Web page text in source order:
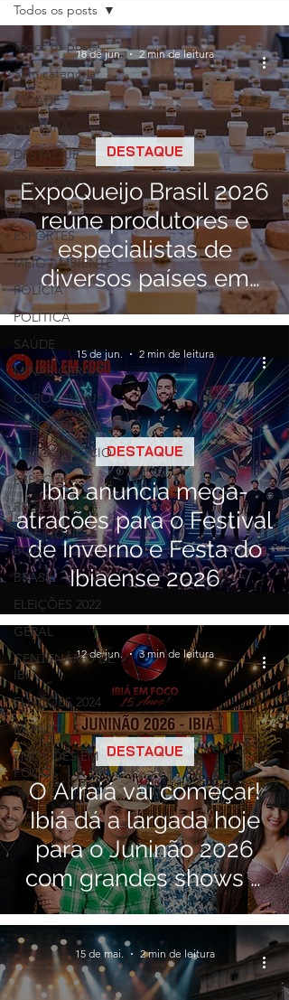
Todos os posts
Sem categoria
CIDADE
CULTURA
DESTAQUE
ECONOMIA
EDUCAÇÃO
ESPORTES
MEIO AMBIENTE
POLÍCIA
POLÍTICA
SAÚDE
MINAS GERAIS
CORONAVÍRUS
ELEIÇÕES 2020
AGRONEGÓCIO
ESPECIAL
REGIONAIS
QUE NOTÍCIA
BOA!
BRASIL
ELEIÇÕES 2022
GERAL
CENTENÁRIO DE
IBIÁ
ELEIÇÕES 2024
MUNDO
EMOÇÕES EM
FOCO
Todos os posts
ExpoQueijo Brasil 2026
reúne produtores e
especialistas de
diversos países em
Araxá
DESTAQUE
18 de jun. 2 min de leitura
Ibiá anuncia mega-
atrações para o Festival
de Inverno e Festa do
Ibiaense 2026
DESTAQUE
15 de jun. 2 min de leitura
O Arraiá vai começar!
Ibiá dá a largada hoje
para o Juninão 2026
com grandes shows e
portões abertos
DESTAQUE
12 de jun. 3 min de leitura
15 de mai. 2 min de leitura